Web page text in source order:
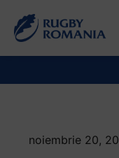
noiembrie 20,